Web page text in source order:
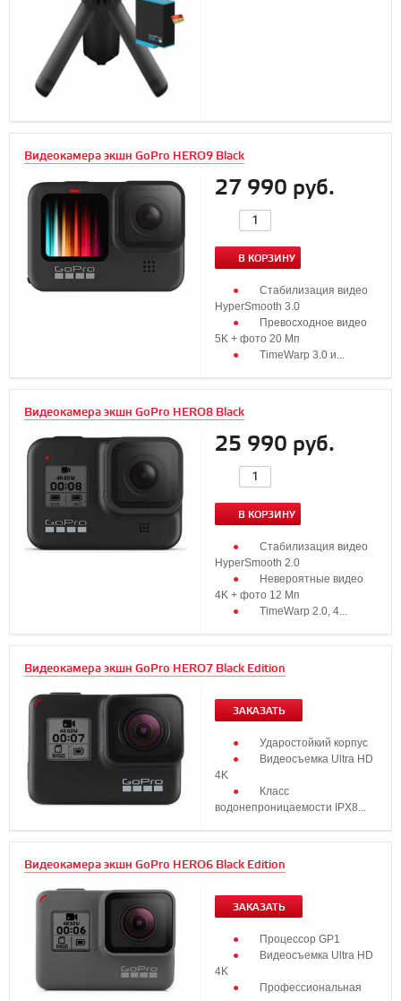
Видеокамера экшн GoPro HERO9 Black
27 990 руб.
В КОРЗИНУ
Стабилизация видео
HyperSmooth 3.0
Превосходное видео
5K + фото 20 Мп
TimeWarp 3.0 и...
Видеокамера экшн GoPro HERO8 Black
25 990 руб.
В КОРЗИНУ
Стабилизация видео
HyperSmooth 2.0
Невероятные видео
4K + фото 12 Мп
TimeWarp 2.0, 4...
Видеокамера экшн GoPro HERO7 Black Edition
ЗАКАЗАТЬ
Ударостойкий корпус
Видеосъемка Ultra HD
4K
Класс
водонепроницаемости IPX8...
Видеокамера экшн GoPro HERO6 Black Edition
ЗАКАЗАТЬ
Процессор GP1
Видеосъемка Ultra HD
4K
Профессиональная